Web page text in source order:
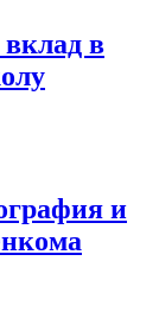
в
и